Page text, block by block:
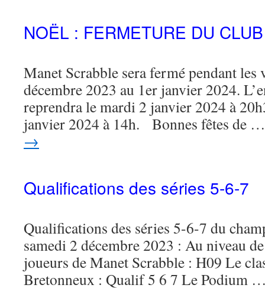
NOËL : FERMETURE DU CLUB
Manet Scrabble sera fermé pendant les
décembre 2023 au 1er janvier 2024.
reprendra le mardi 2 janvier 2024 à
janvier 2024 à 14h. Bonnes fêtes de
→
Qualifications des séries 5-6-7
Qualifications des séries 5-6-7 du
samedi 2 décembre 2023 : Au niveau
joueurs de Manet Scrabble : H09 Le
Bretonneux : Qualif 5 6 7 Le Podium